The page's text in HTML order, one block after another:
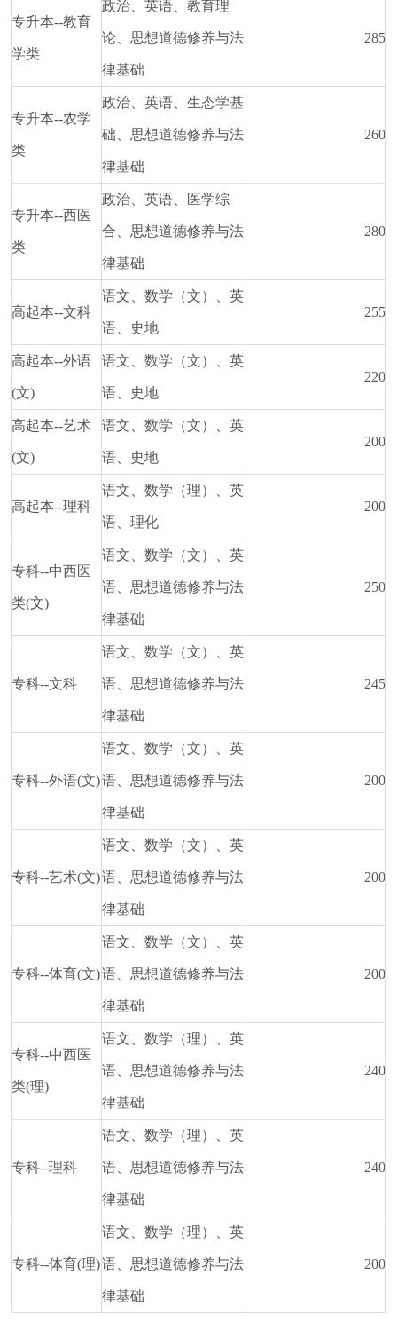
专升本--教育
学类
政治、英语、教育理
论、思想道德修养与法
律基础
285
专升本--农学
类
政治、英语、生态学基
础、思想道德修养与法
律基础
260
专升本--西医
类
政治、英语、医学综
合、思想道德修养与法
律基础
280
高起本--文科
语文、数学（文）、英
语、史地
255
高起本--外语
(文)
语文、数学（文）、英
语、史地
220
高起本--艺术
(文)
语文、数学（文）、英
语、史地
200
高起本--理科
语文、数学（理）、英
语、理化
200
专科--中西医
类(文)
语文、数学（文）、英
语、思想道德修养与法
律基础
250
专科--文科
语文、数学（文）、英
语、思想道德修养与法
律基础
245
专科--外语(文)
语文、数学（文）、英
语、思想道德修养与法
律基础
200
专科--艺术(文)
语文、数学（文）、英
语、思想道德修养与法
律基础
200
专科--体育(文)
语文、数学（文）、英
语、思想道德修养与法
律基础
200
专科--中西医
类(理)
语文、数学（理）、英
语、思想道德修养与法
律基础
240
专科--理科
语文、数学（理）、英
语、思想道德修养与法
律基础
240
专科--体育(理)
语文、数学（理）、英
语、思想道德修养与法
律基础
200